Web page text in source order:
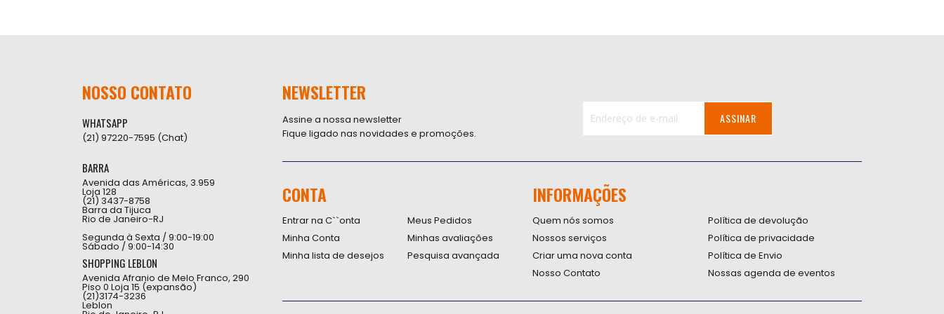
NOSSO CONTATO
WHATSAPP
(21) 97220-7595 (Chat)
BARRA
Avenida das Américas, 3.959
Loja 128
(21) 3437-8758
Barra da Tijuca
Rio de Janeiro-RJ
Segunda à Sexta / 9:00-19:00
Sábado / 9:00-14:30
SHOPPING LEBLON
Avenida Afranio de Melo Franco, 290
Piso 0 Loja 15 (expansão)
(21)3174-3236
Leblon
NEWSLETTER
Assine a nossa newsletter
Fique ligado nas novidades e promoções.
nossa
Newsletter:
ASSINAR
CONTA
Entrar na C``onta
Minha Conta
Minha lista de desejos
Meus Pedidos
Minhas avaliações
Pesquisa avançada
INFORMAÇÕES
Quem nós somos
Nossos serviços
Criar uma nova conta
Nosso Contato
Política de devolução
Política de privacidade
Política de Envio
Nossas agenda de eventos